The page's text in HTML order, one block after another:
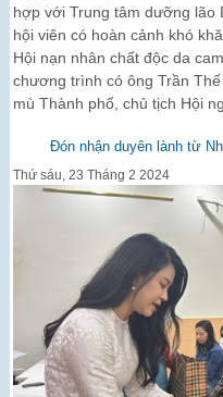
hợp với Trung tâm dưỡng lão
hội viên có hoàn cảnh khó
Hội nạn nhân chất độc da
chương trình có ông Trần
mù Thành phố, chủ tịch Hội
Đón nhận duyên lành từ
Thứ sáu, 23 Tháng 2 2024